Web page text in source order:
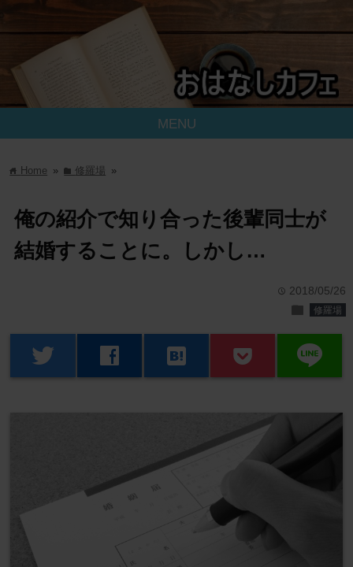
MENU
home Home » folder修羅場 »
俺の紹介で知り合った後輩同士が
結婚することに。しかし…
time 2018/05/26
folder 修羅場
twitter facebook hatenabookmark line